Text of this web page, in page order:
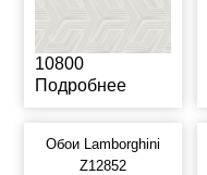
10800
Подробнее
Обои Lamborghini
Z12852